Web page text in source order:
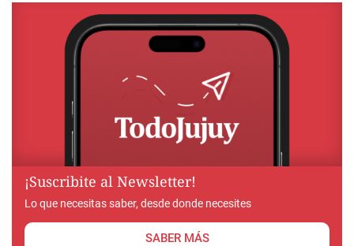
¡Suscribite al Newsletter!
Lo que necesitas saber, desde donde necesites
SABER MÁS